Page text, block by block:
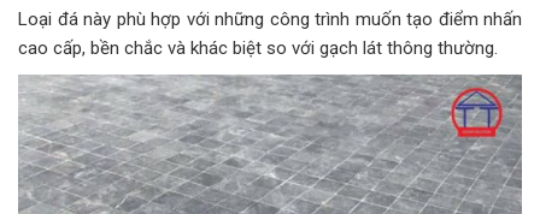
Loại đá này phù hợp với những công trình muốn tạo điểm nhấn
cao cấp, bền chắc và khác biệt so với gạch lát thông thường.